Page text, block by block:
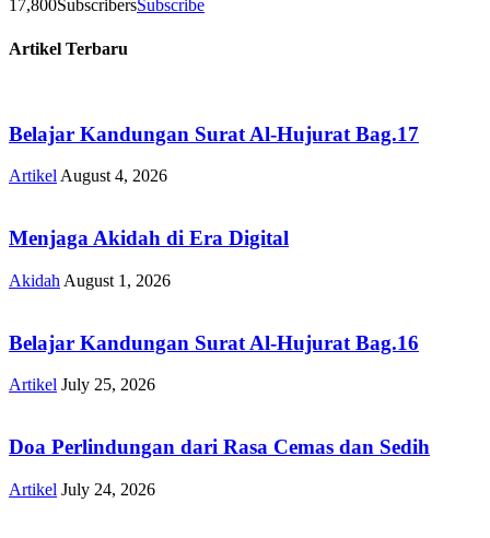
17,800SubscribersSubscribe
Artikel Terbaru
Belajar Kandungan Surat Al-Hujurat Bag.17
Artikel August 4, 2026
Menjaga Akidah di Era Digital
Akidah August 1, 2026
Belajar Kandungan Surat Al-Hujurat Bag.16
Artikel July 25, 2026
Doa Perlindungan dari Rasa Cemas dan Sedih
Artikel July 24, 2026